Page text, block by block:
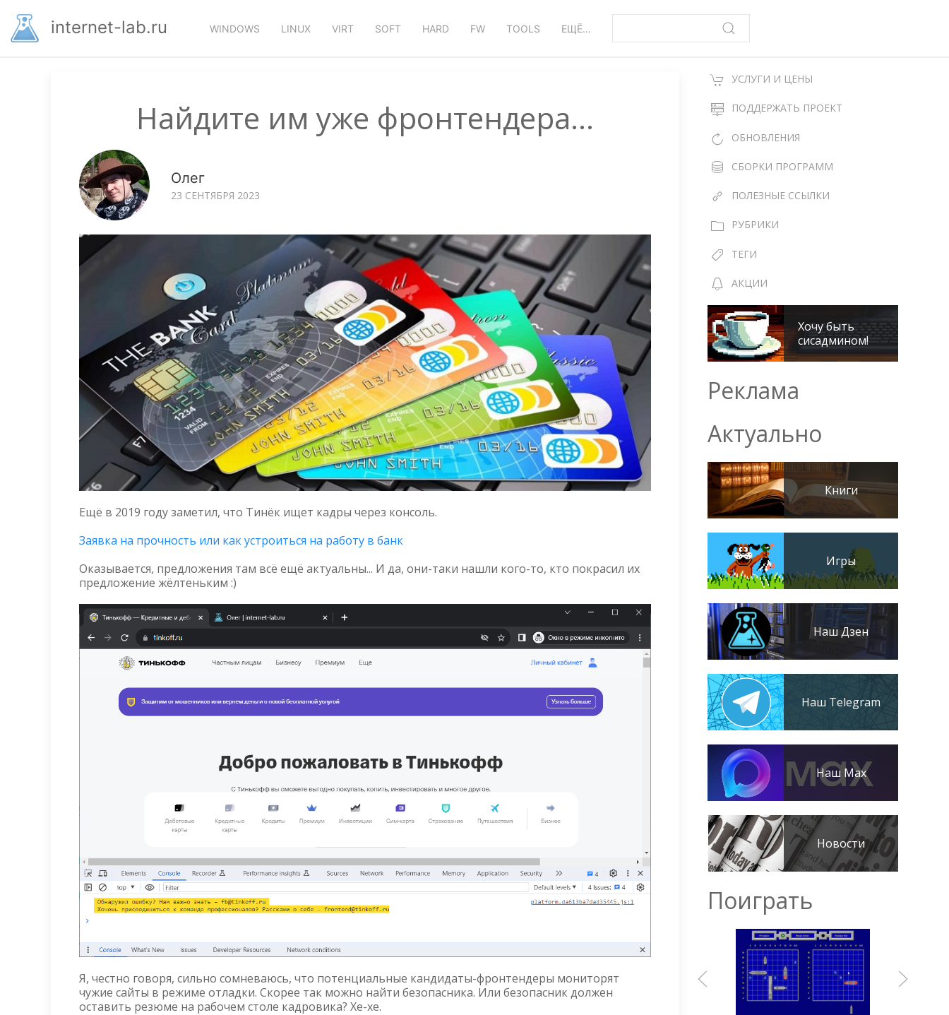
основномуinternet-lab.ru WINDOWS LINUX VIRT SOFT HARD FW TOOLS ЕЩЁ…
Найдите им уже фронтендера...
Олег
23 СЕНТЯБРЯ 2023
Ещё в 2019 году заметил, что Тинёк ищет кадры через консоль.
Заявка на прочность или как устроиться на работу в банк
Оказывается, предложения там всё ещё актуальны... И да, они-таки нашли кого-то, кто покрасил их
предложение жёлтеньким :)
Я, честно говоря, сильно сомневаюсь, что потенциальные кандидаты-фронтендеры мониторят
чужие сайты в режиме отладки. Скорее так можно найти безопасника. Или безопасник должен
оставить резюме на рабочем столе кадровика? Хе-хе.
УСЛУГИ И ЦЕНЫ
ПОДДЕРЖАТЬ ПРОЕКТ
ОБНОВЛЕНИЯ
СБОРКИ ПРОГРАММ
ПОЛЕЗНЫЕ ССЫЛКИ
РУБРИКИ
ТЕГИ
АКЦИИ
Хочу быть
сисадмином!
Реклама
Актуально
Книги
Игры
Наш Дзен
Наш Telegram
Наш Max
Новости
Поиграть